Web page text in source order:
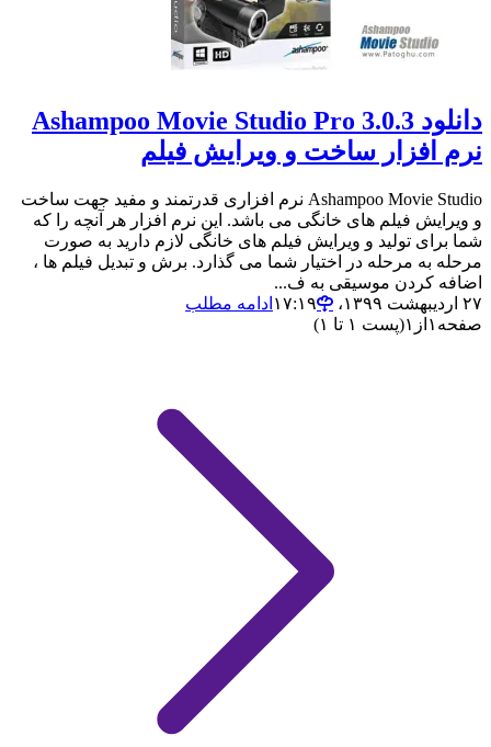
دانلود Ashampoo Movie Studio Pro 3.0.3
نرم افزار ساخت و ویرایش فیلم
Ashampoo Movie Studio نرم افزاری قدرتمند و مفید جهت ساخت
و ویرایش فیلم های خانگی می باشد. این نرم افزار هر آنچه را که
شما برای تولید و ویرایش فیلم های خانگی لازم دارید به صورت
مرحله به مرحله در اختیار شما می گذارد. برش و تبدیل فیلم ها ،
اضافه کردن موسیقی به ف...
۲۷ اردیبهشت ۱۳۹۹،‏ ۱۷:۱۹
ادامه مطلب
صفحه ۱ از ۱(پست ۱ تا ۱)